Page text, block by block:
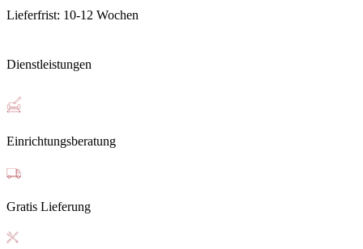
Lieferfrist: 10-12 Wochen
Dienstleistungen
Einrichtungsberatung
Gratis Lieferung